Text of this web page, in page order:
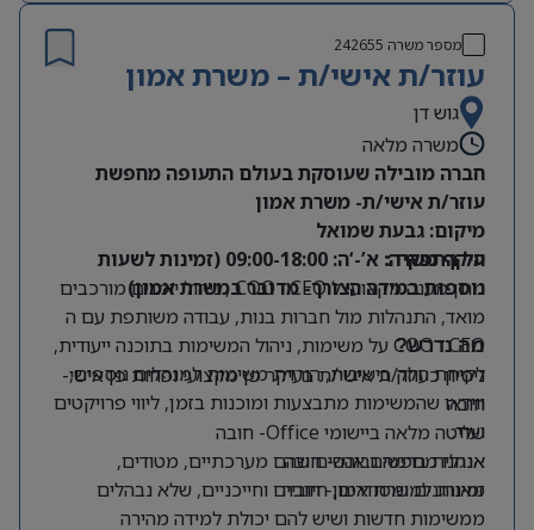
מספר משרה 242655
עוזר/ת אישי/ת – משרת אמון
גוש דן
משרה מלאה
חברה מובילה שעוסקת בעולם התעופה מחפשת
עוזר/ת אישי/ת- משרת אמון
מיקום: גבעת שמואל
היקף משרה: א’-‘ה: 09:00-18:00 (זמינות לשעות
נוספות במידה הצורך- מדובר במשרת אמון)
על התפקיד:
מתן מענה מקצועי ל CEO ו COO , ניהול יומנים מורכבים
מואד, התנהלות מול חברות בנות, עבודה משותפת עם ה
CEO ו COO על משימות, ניהול המשימות בתוכנה ייעודית,
לקיחת חלק בישיבות, הורדת משימות למנהלים נוספים,
ווידאו שהמשימות מתבצעות ומוכנות בזמן, ליווי פרויקטים
ועוד.
מה נדרש?
ניסיון כעוזר/ת אישי/ת בעיקר פן מקצועי ופחות פן אישי-
חובה
שליטה מלאה ביישומי Office- חובה
אנגלית ברמה גבוהה- חובה
זמינות למשרת אמון- חובה
אנחנו מחפשים אנשים שהם מערכתיים, מטודים,
מאורגנים ומסודרים, חיוביים וחייכניים, שלא נבהלים
ממשימות חדשות ושיש להם יכולת למידה מהירה